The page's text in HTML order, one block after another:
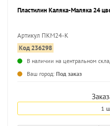
Пластилин Каляка-Маляка 24
Артикул ПКМ24-К
Код 236298
В наличии на центральном
Ваш город: Под заказ
1